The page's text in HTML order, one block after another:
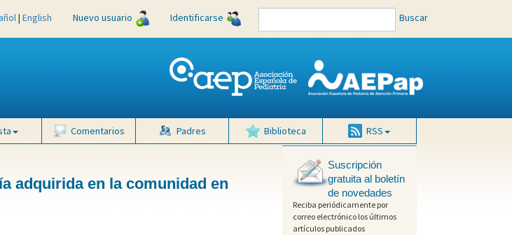
| English Nuevo usuario Identificarse Buscar
Comentarios Padres Biblioteca RSS
adquirida en la comunidad en
Suscripción
gratuita al boletín
de novedades
Reciba periódicamente por
correo electrónico los últimos
artículos publicados